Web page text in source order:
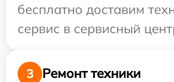
бесплатно доставим
сервис в сервисный
3
Ремонт техники